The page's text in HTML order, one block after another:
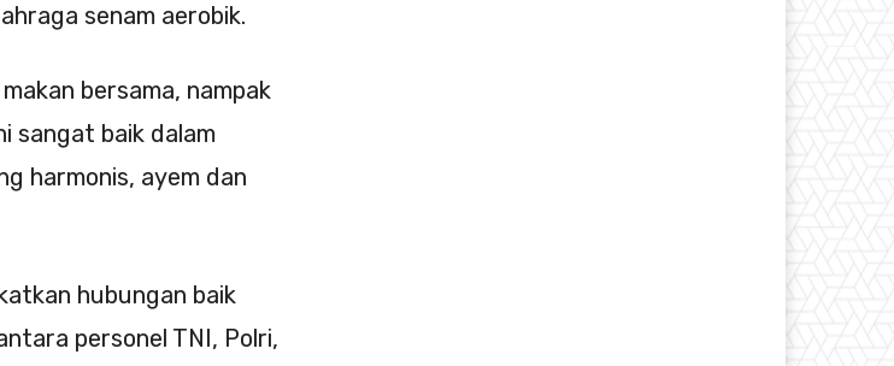
senam aerobik.
bersama, nampak
sangat baik dalam
harmonis, ayem dan
hubungan baik
personel TNI, Polri,